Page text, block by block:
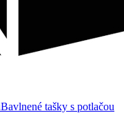
Bavlnené tašky s potlačou